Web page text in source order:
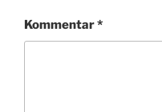
Kommentar*